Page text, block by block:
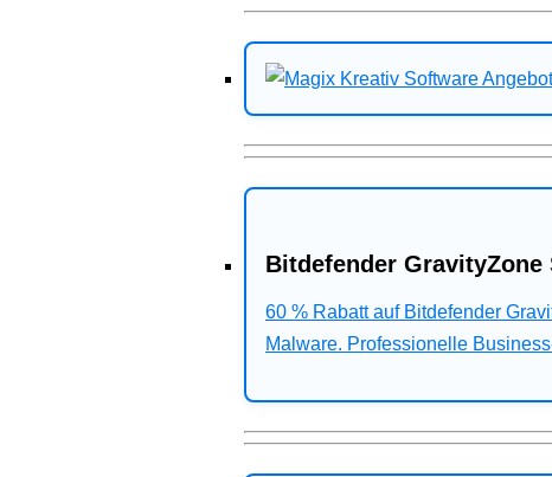
Bitdefender
60 % Rabatt auf Bitdefender
Malware. Professionelle